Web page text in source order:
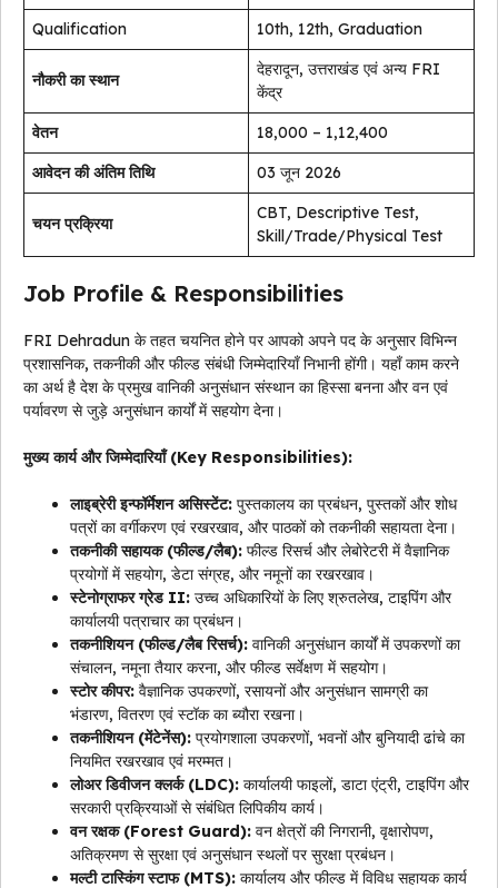
Qualification
10th, 12th, Graduation
नौकरी का स्थान
देहरादून, उत्तराखंड एवं अन्य FRI
केंद्र
वेतन
₹18,000 – 1,12,400
आवेदन की अंतिम तिथि
03 जून 2026
चयन प्रक्रिया
CBT, Descriptive Test,
Skill/Trade/Physical Test
Job Profile & Responsibilities
FRI Dehradun के तहत चयनित होने पर आपको अपने पद के अनुसार विभिन्न
प्रशासनिक, तकनीकी और फील्ड संबंधी जिम्मेदारियाँ निभानी होंगी। यहाँ काम करने
का अर्थ है देश के प्रमुख वानिकी अनुसंधान संस्थान का हिस्सा बनना और वन एवं
पर्यावरण से जुड़े अनुसंधान कार्यों में सहयोग देना।
मुख्य कार्य और जिम्मेदारियाँ (Key Responsibilities):
लाइब्रेरी इन्फॉर्मेशन असिस्टेंट: पुस्तकालय का प्रबंधन, पुस्तकों और शोध
पत्रों का वर्गीकरण एवं रखरखाव, और पाठकों को तकनीकी सहायता देना।
तकनीकी सहायक (फील्ड/लैब): फील्ड रिसर्च और लेबोरेटरी में वैज्ञानिक
प्रयोगों में सहयोग, डेटा संग्रह, और नमूनों का रखरखाव।
स्टेनोग्राफर ग्रेड II: उच्च अधिकारियों के लिए श्रुतलेख, टाइपिंग और
कार्यालयी पत्राचार का प्रबंधन।
तकनीशियन (फील्ड/लैब रिसर्च): वानिकी अनुसंधान कार्यों में उपकरणों का
संचालन, नमूना तैयार करना, और फील्ड सर्वेक्षण में सहयोग।
स्टोर कीपर: वैज्ञानिक उपकरणों, रसायनों और अनुसंधान सामग्री का
भंडारण, वितरण एवं स्टॉक का ब्यौरा रखना।
तकनीशियन (मेंटेनेंस): प्रयोगशाला उपकरणों, भवनों और बुनियादी ढांचे का
नियमित रखरखाव एवं मरम्मत।
लोअर डिवीजन क्लर्क (LDC): कार्यालयी फाइलों, डाटा एंट्री, टाइपिंग और
सरकारी प्रक्रियाओं से संबंधित लिपिकीय कार्य।
वन रक्षक (Forest Guard): वन क्षेत्रों की निगरानी, वृक्षारोपण,
अतिक्रमण से सुरक्षा एवं अनुसंधान स्थलों पर सुरक्षा प्रबंधन।
मल्टी टास्किंग स्टाफ (MTS): कार्यालय और फील्ड में विविध सहायक कार्य